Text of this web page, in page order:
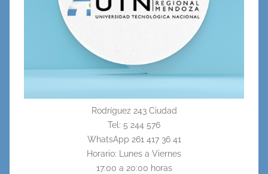
Rodríguez 243 Ciudad
Tel: 5 244 576
WhatsApp 261 417 36 41
Horario: Lunes a Viernes
17:00 a 20:00 horas